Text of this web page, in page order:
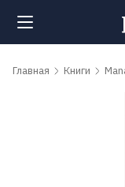
Поиск
Главная Книги